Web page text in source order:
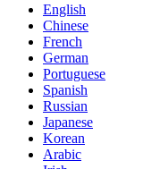
English
Chinese
French
German
Portuguese
Spanish
Russian
Japanese
Korean
Arabic